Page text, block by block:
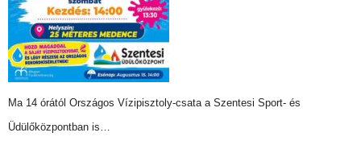
Ma 14 órától Országos Vízipisztoly-csata a Szentesi Sport- és
Üdülőközpontban is…